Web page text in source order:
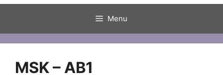
Menu
MSK – AB1